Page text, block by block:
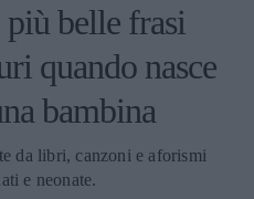
più belle frasi
quando nasce
bambina
da libri, canzoni e aforismi
e neonate.